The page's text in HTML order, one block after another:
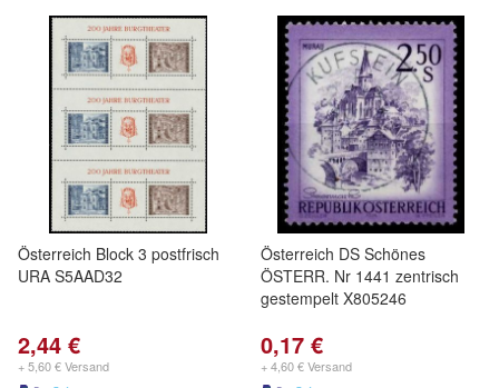
Österreich Block 3 postfrisch
URA S5AAD32
2,44 €
+ 5,60 € Versand
Österreich DS Schönes
ÖSTERR. Nr 1441 zentrisch
gestempelt X805246
0,17 €
+ 4,60 € Versand